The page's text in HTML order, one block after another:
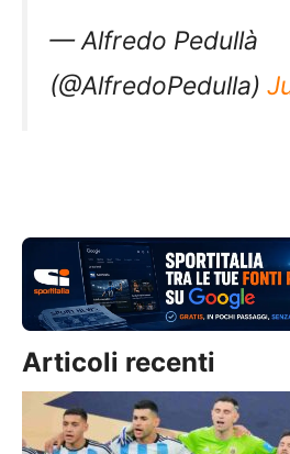
— Alfredo Pedullà
(@AlfredoPedulla)
Articoli recenti